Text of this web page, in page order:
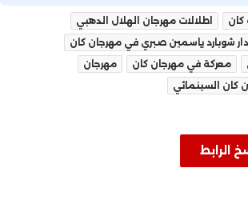
كان
اطلالات مهرجان الهلال الدهبي
دار شوبارد ياسمين صبري في مهرجان كان
معركة في مهرجان كان
مهرجان
كان السينمائي
الرابط
تطورات مطمئنة في الحالة الصحية
للفنان سامح الصريطي بعد نقله إلى
المستشفى
الجمعة.. أمسية موسيقية لعمرو
سليم على المسرح الصغير بدار الأوبرا
إلهام شاهين عن «الأرتيست»: عرض
مسرحي ذكي يعيد الاعتبار لقيمة الفن